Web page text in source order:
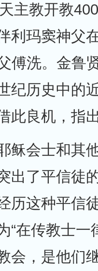
主教开教
利玛窦神父
傅洗。金鲁
纪历史中的
此良机，指
稣会士和其
出了平信徒
历这种平信
“在传教士
会，是他们